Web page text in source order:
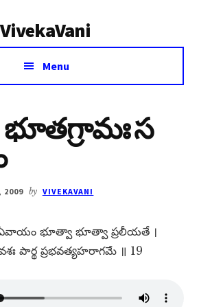
VivekaVani
Menu
భూతగ్రామః స
2009 by VIVEKAVANI
భూత్వా భూత్వా ప్రలీయతే ।
పార్థ ప్రభవత్యహరాగమే ॥ 19